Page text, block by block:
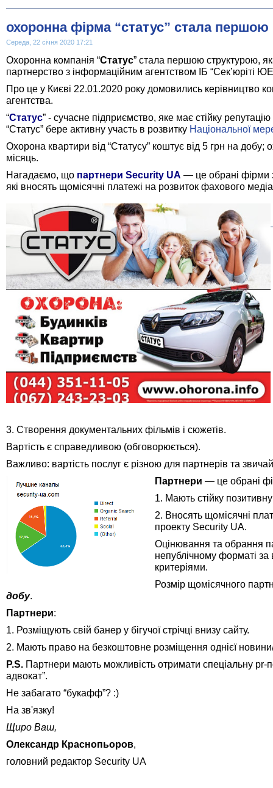
охоронна фірма “статус” стала першою
Середа, 22 січня 2020 17:21
Охоронна компанія “Статус” стала першою структурою,
партнерство з інформаційним агентством ІБ “Сек’юріті
Про це у Києві 22.01.2020 року домовились керівництво
агентства.
“Статус” - сучасне підприємство, яке має стійку
“Статус” бере активну участь в розвитку Національної
Охорона квартири від “Статусу” коштує від 5 грн на
місяць.
Нагадаємо, що партнери Security UA — це обрані фірми
які вносять щомісячні платежі на розвиток фахового медіа
3. Створення документальних фільмів і сюжетів.
Вартість є справедливою (обговорюється).
Важливо: вартість послуг є різною для партнерів та
Партнери — це обрані
1. Мають стійку
2. Вносять щомісячні
проекту Security UA.
Оцінювання та обрання
непублічному форматі за
критеріями.
Розмір щомісячного
добу.
Партнери:
1. Розміщують свій банер у бігучої стрічці внизу сайту.
2. Мають право на безкоштовне розміщення однієї
P.S. Партнери мають можливість отримати спеціальну pr-
адвокат”.
Не забагато “букафф”? :)
На зв'язку!
Щиро Ваш,
Олександр Краснопьоров,
головний редактор Security UA